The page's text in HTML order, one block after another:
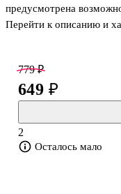
предусмотрена
обязательств. В
залога. Материал
гражданского,
законодательства, а
практики.
2024 г. Книга
Перейти к описанию и
779 ₽
649 ₽
2
Осталось мало